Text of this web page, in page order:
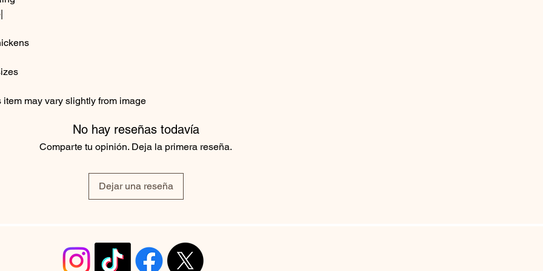
may vary slightly from image
No hay reseñas todavía
Comparte tu opinión. Deja la primera reseña.
Dejar una reseña